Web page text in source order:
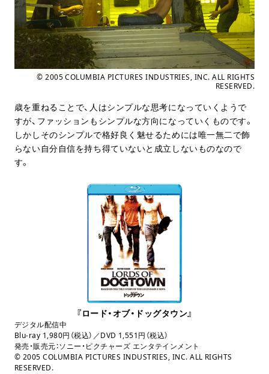
© 2005 COLUMBIA PICTURES INDUSTRIES, INC. ALL RIGHTS
RESERVED.
歳を重ねることで、人はシンプルな思考になっていくようで
すが、ファッションもシンプルな方向になっていくものです。
しかしそのシンプルで格好良く魅せるためには唯一無二で飾
らない自分自信を持ち得ていないと成立しないものなので
す。
『ロード・オブ・ドッグタウン』
デジタル配信中
Blu-ray 1,980円（税込）／DVD 1,551円（税込）
発売・販売元：ソニー・ピクチャーズ エンタテインメント
© 2005 COLUMBIA PICTURES INDUSTRIES, INC. ALL RIGHTS
RESERVED.